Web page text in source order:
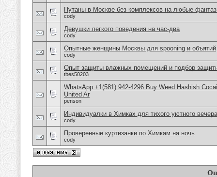
Путаны в Москве без комплексов на любые
cody
Девушки легкого поведения на час-два
cody
Опытные женщины Москвы для spooning и объятий
cody
Опыт защиты влажных помещений и подбор
tbes50203
WhatsApp +1(581) 942-4296 Buy Weed Hashish
United Ar
penson
Индивидуалки в Химках для тихого уютного вечера
cody
Проверенные куртизанки по Химкам на ночь
cody